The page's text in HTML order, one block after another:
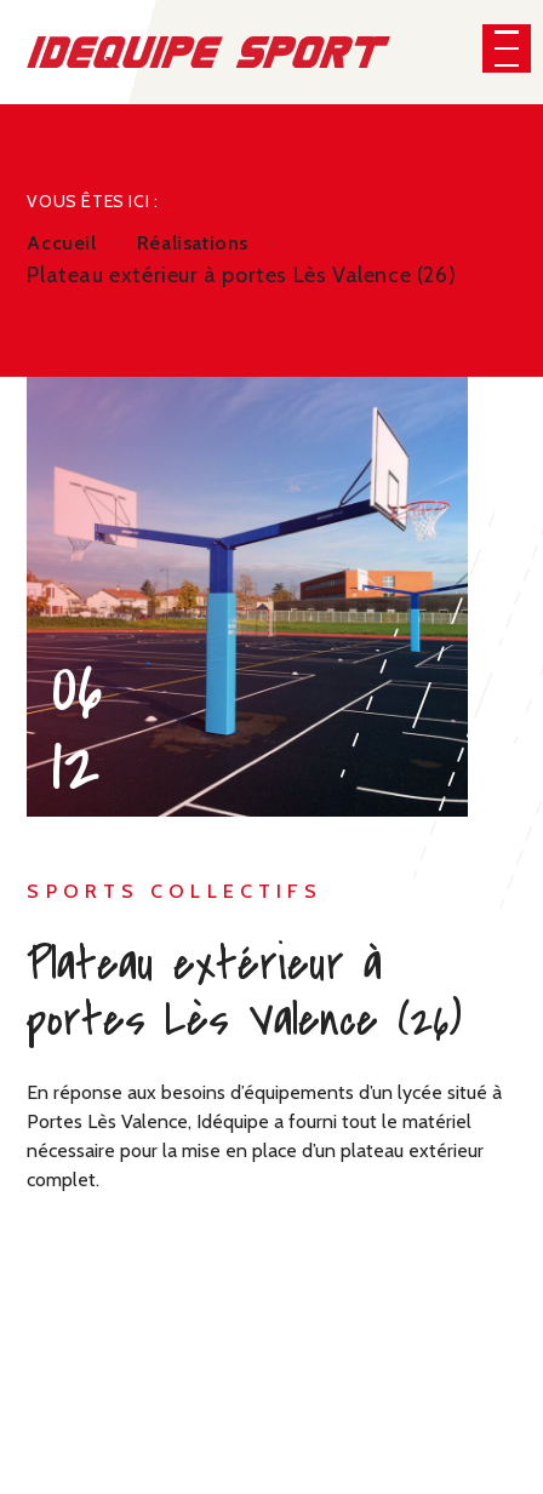
VOUS ÊTES ICI :
Accueil Réalisations
Plateau extérieur à portes Lès Valence (26)
06
12
SPORTS COLLECTIFS
Plateau extérieur à
portes Lès Valence (26)
En réponse aux besoins d’équipements d’un lycée situé à
Portes Lès Valence, Idéquipe a fourni tout le matériel
nécessaire pour la mise en place d’un plateau extérieur
complet.